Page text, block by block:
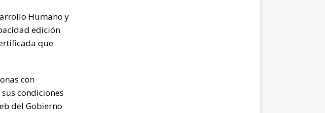
Humano y
edición
que
con
condiciones
del Gobierno